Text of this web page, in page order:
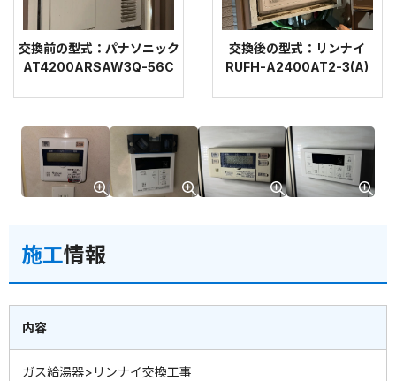
交換前の型式：パナソニック
AT4200ARSAW3Q-56C
交換後の型式：リンナイ
RUFH-A2400AT2-3(A)
施工情報
内容
ガス給湯器>リンナイ交換工事